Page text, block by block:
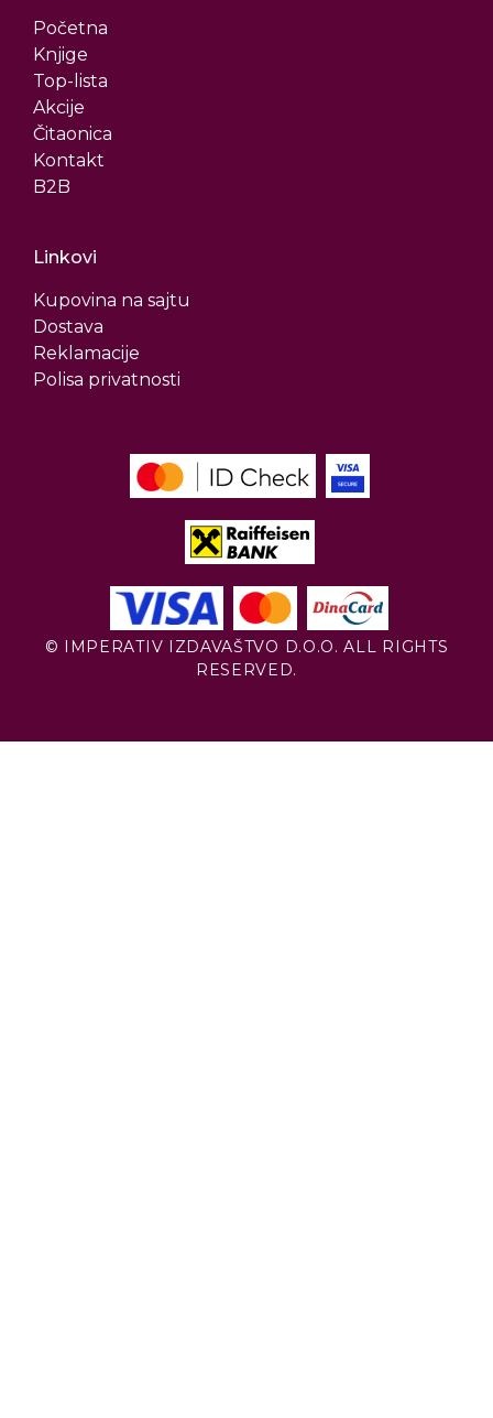
Početna
Knjige
Top-lista
Akcije
Čitaonica
Kontakt
B2B
Linkovi
Kupovina na sajtu
Dostava
Reklamacije
Polisa privatnosti
© IMPERATIV IZDAVAŠTVO D.O.O. ALL RIGHTS
RESERVED.